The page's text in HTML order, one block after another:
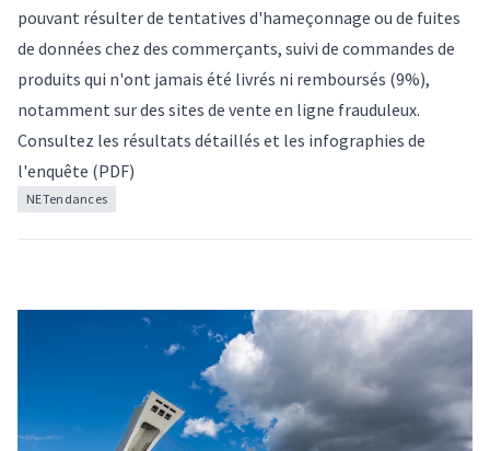
pouvant résulter de tentatives d'hameçonnage ou de fuites
de données chez des commerçants, suivi de commandes de
produits qui n'ont jamais été livrés ni remboursés (9%),
notamment sur des sites de vente en ligne frauduleux.
Consultez les résultats détaillés et les infographies de
l'enquête (PDF)
NETendances